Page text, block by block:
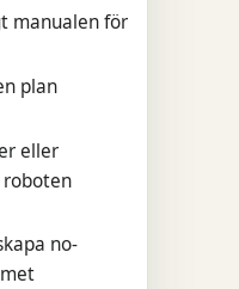
manualen för
plan
eller
no-